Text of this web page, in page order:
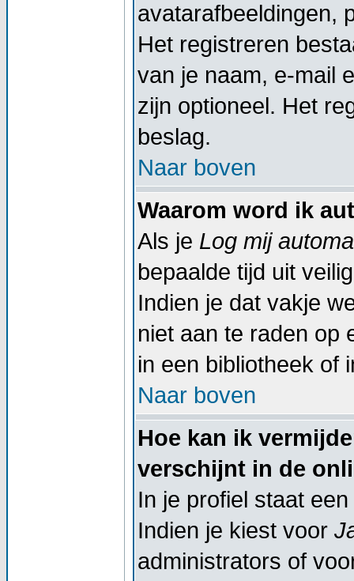
avatarafbeeldingen,
Het registreren
van je naam, e-mail
zijn optioneel. Het
beslag.
Naar boven
Waarom word ik
Als je Log mij
bepaalde tijd uit
Indien je dat vakje
niet aan te raden op
in een bibliotheek of
Naar boven
Hoe kan ik
verschijnt in de
In je profiel staat
Indien je kiest voor
administrators of